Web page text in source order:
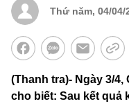
Thứ năm, 04/04/
(Thanh tra)- Ngày 3/
cho biết: Sau kết quả